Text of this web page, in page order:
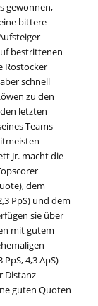
gewonnen,
bittere
bestrittenen
Rostocker
schnell
zu den
den letzten
Teams
Jr. macht die
dem
PpS) und dem
sie über
mit gutem
4,3 ApS)
Distanz
guten Quoten